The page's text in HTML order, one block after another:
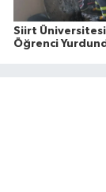
Siirt
Öğrenci